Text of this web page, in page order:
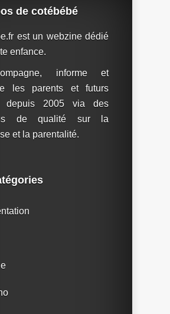
de cotébébé
est un webzine dédié
enfance.
informe et
les parents et futurs
depuis 2005 via des
de qualité sur la
et la parentalité.